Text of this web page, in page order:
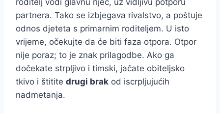
roditelj vodi glavnu riječ, uz vidljivu potporu
partnera. Tako se izbjegava rivalstvo, a poštuje
odnos djeteta s primarnim roditeljem. U isto
vrijeme, očekujte da će biti faza otpora. Otpor
nije poraz; to je znak prilagodbe. Ako ga
dočekate strpljivo i timski, jačate obiteljsko
tkivo i štitite drugi brak od iscrpljujućih
nadmetanja.